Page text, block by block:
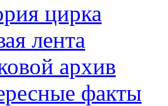
цирка
лента
архив
факты